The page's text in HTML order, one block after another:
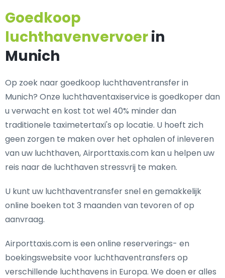
Goedkoop
luchthavenvervoerin
Munich
Op zoek naar goedkoop luchthaventransfer in
Munich? Onze luchthaventaxiservice is goedkoper dan
u verwacht en kost tot wel 40% minder dan
traditionele taximetertaxi's op locatie. U hoeft zich
geen zorgen te maken over het ophalen of inleveren
van uw luchthaven, Airporttaxis.com kan u helpen uw
reis naar de luchthaven stressvrij te maken.
U kunt uw luchthaventransfer snel en gemakkelijk
online boeken tot 3 maanden van tevoren of op
aanvraag.
Airporttaxis.com is een online reserverings- en
boekingswebsite voor luchthaventransfers op
verschillende luchthavens in Europa. We doen er alles